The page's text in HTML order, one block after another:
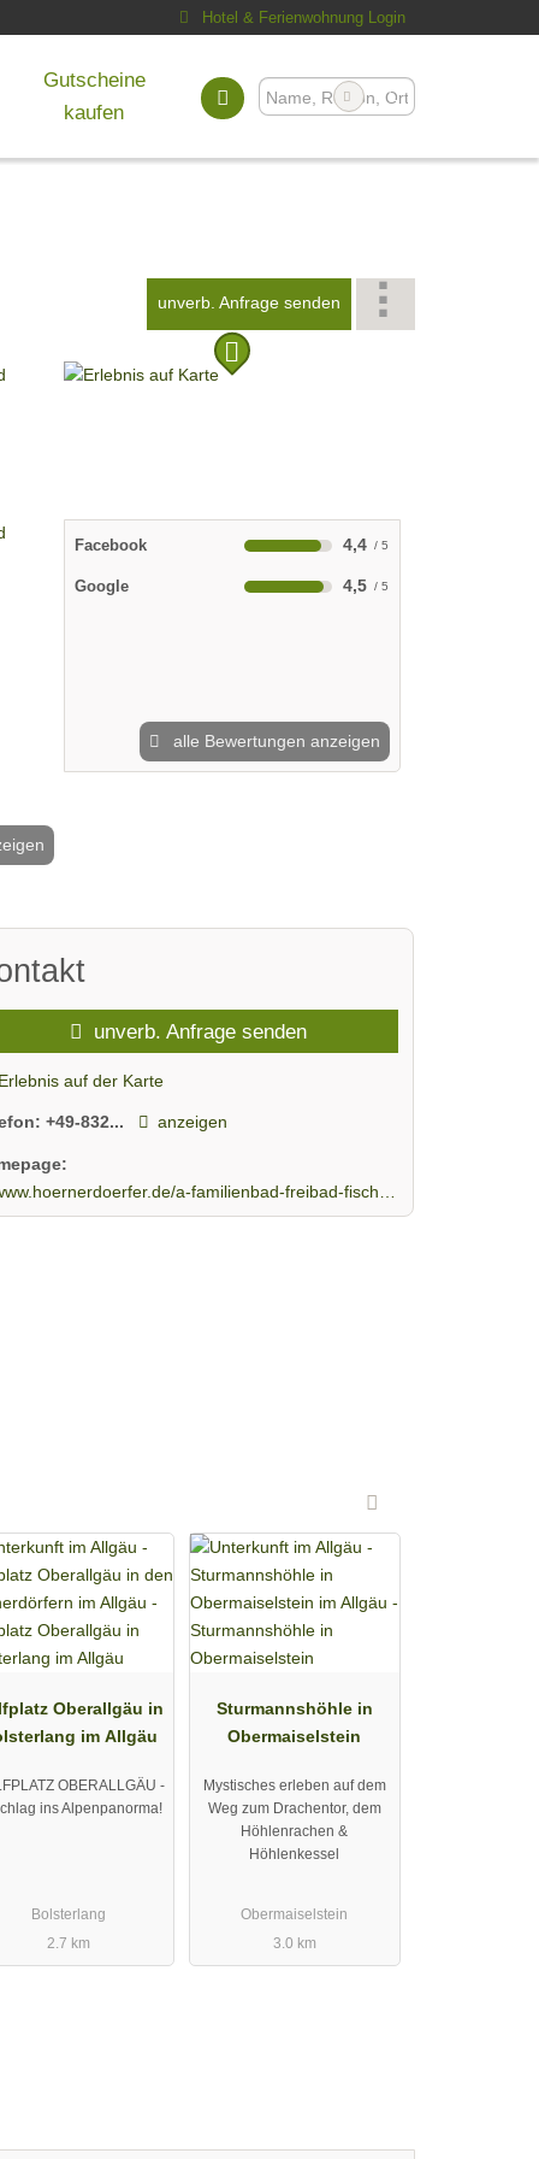
Hotel & Ferienwohnung Login
Gutscheine
kaufen
unverb. Anfrage senden
Facebook 4,4
Google 4,5
alle Bewertungen anzeigen
unverb. Anfrage senden
Erlebnis auf der Karte
+49-832... anzeigen
a-familienbad-freibad-fischen-allgaeu
Oberallgäu in
im Allgäu
OBERALLGÄU -
ins Alpenpanorma!
Bolsterlang
2.7 km
Sturmannshöhle in
Obermaiselstein
Mystisches erleben auf dem
Weg zum Drachentor, dem
Höhlenrachen &
Höhlenkessel
Obermaiselstein
3.0 km